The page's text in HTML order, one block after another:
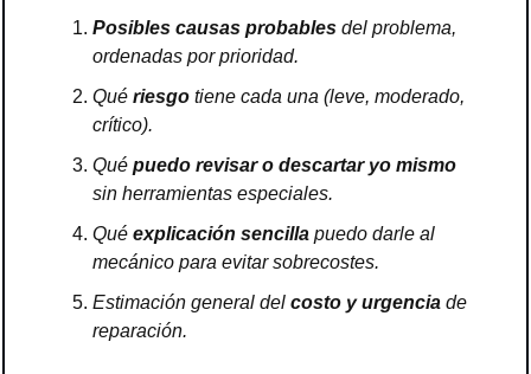
Posibles causas probables del problema,
ordenadas por prioridad.
Qué riesgo tiene cada una (leve, moderado,
crítico).
Qué puedo revisar o descartar yo mismo
sin herramientas especiales.
Qué explicación sencilla puedo darle al
mecánico para evitar sobrecostes.
Estimación general del costo y urgencia de
reparación.